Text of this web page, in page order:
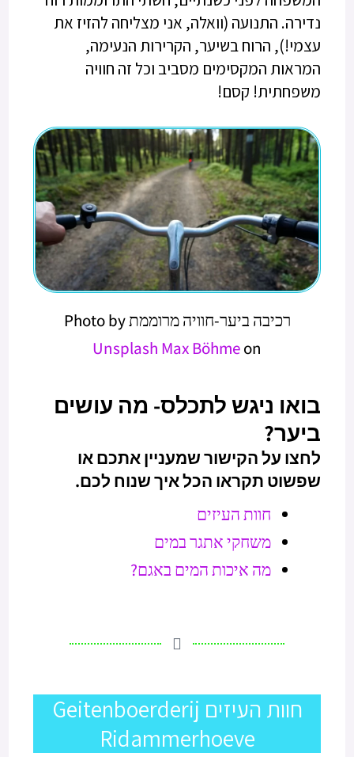
נדירה. התנועה (וואלה, אני מצליחה להזיז את
עצמי!), הרוח בשיער, הקרירות הנעימה,
המראות המקסימים מסביב וכל זה חוויה
משפחתית! קסם!
רכיבה ביער-חוויה מרוממת Photo by
Max Böhmeon
Unsplash
בואו ניגש לתכלס- מה עושים
ביער?
לחצו על הקישור שמעניין אתכם או
שפשוט תקראו הכל איך שנוח לכם.
חוות העיזים
משחקי אתגר במים
מה איכות המים באגם?
חוות העיזים Geitenboerderij
Ridammerhoeve